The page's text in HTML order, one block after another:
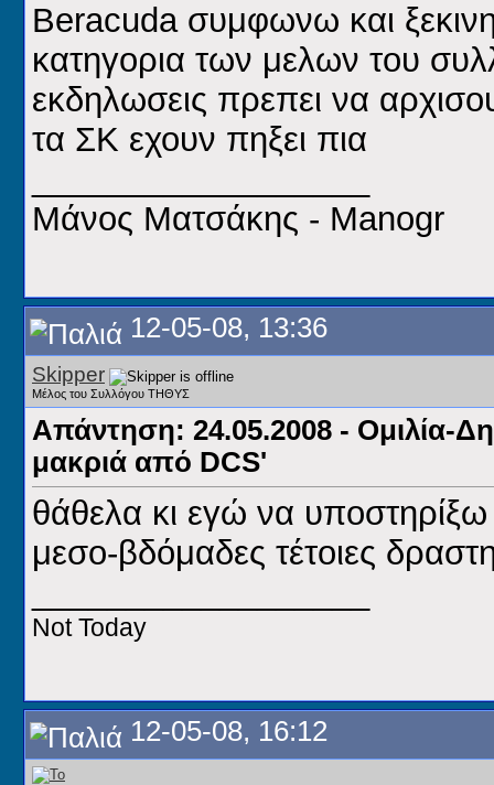
Beracuda συμφωνω και
κατηγορια των μελων του
εκδηλωσεις πρεπει να
τα ΣΚ εχουν πηξει πια
Μάνος Ματσάκης - Manogr
12-05-08, 13:36
Skipper
Μέλος του Συλλόγου ΤΗΘΥΣ
Απάντηση: 24.05.2008 - Ομιλία-
μακριά από DCS'
θάθελα κι εγώ να
μεσο-βδόμαδες τέτοιες
Not Today
12-05-08, 16:12